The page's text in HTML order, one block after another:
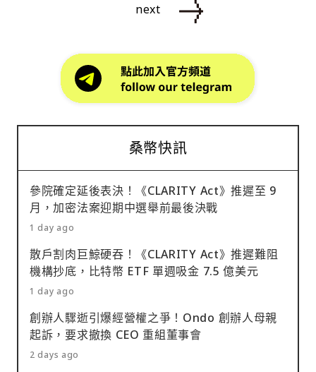
next
桑幣快訊
參院確定延後表決！《CLARITY Act》推遲至 9
月，加密法案迎期中選舉前最後決戰
1 day ago
散戶割肉巨鯨硬吞！《CLARITY Act》推遲難阻
機構抄底，比特幣 ETF 單週吸金 7.5 億美元
1 day ago
創辦人驟逝引爆經營權之爭！Ondo 創辦人母親
起訴，要求撤換 CEO 重組董事會
2 days ago